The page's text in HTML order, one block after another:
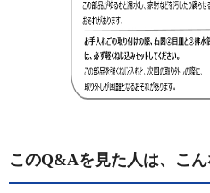
このQ&Aを見た人は、こ